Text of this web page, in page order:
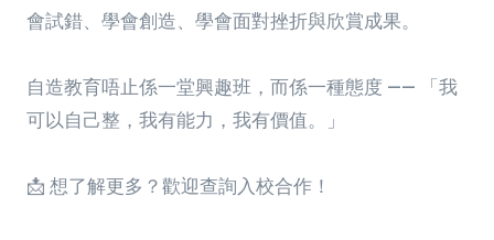
會試錯、學會創造、學會面對挫折與欣賞成果。
自造教育唔止係一堂興趣班，而係一種態度 —— 「我
可以自己整，我有能力，我有價值。」
📩 想了解更多？歡迎查詢入校合作！